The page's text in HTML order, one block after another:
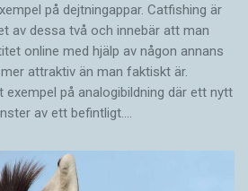
på dejtningappar. Catfishing är
av dessa två och innebär att man
online med hjälp av någon annans
attraktiv än man faktiskt är.
exempel på analogibildning där ett nytt
av ett befintligt.…